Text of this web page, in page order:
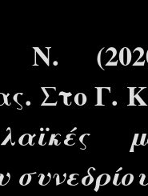
Ν.
Στο Γ.